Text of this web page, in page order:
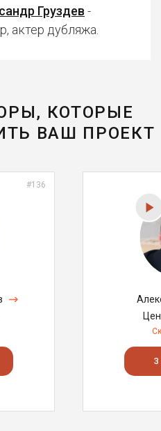
Груздев -
актер дубляжа.
КОТОРЫЕ
ВАШ ПРОЕКТ
#136